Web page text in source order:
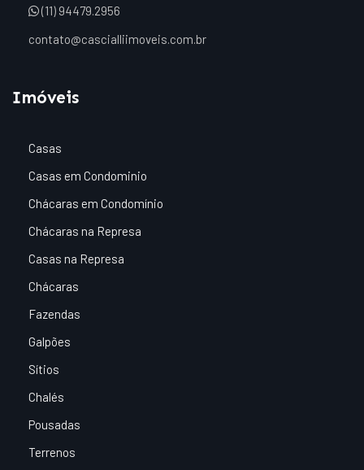
(11) 94479.2956
contato@cascialliimoveis.com.br
Imóveis
Casas
Casas em Condominio
Chácaras em Condomínio
Chácaras na Represa
Casas na Represa
Chácaras
Fazendas
Galpões
Sítios
Chalés
Pousadas
Terrenos